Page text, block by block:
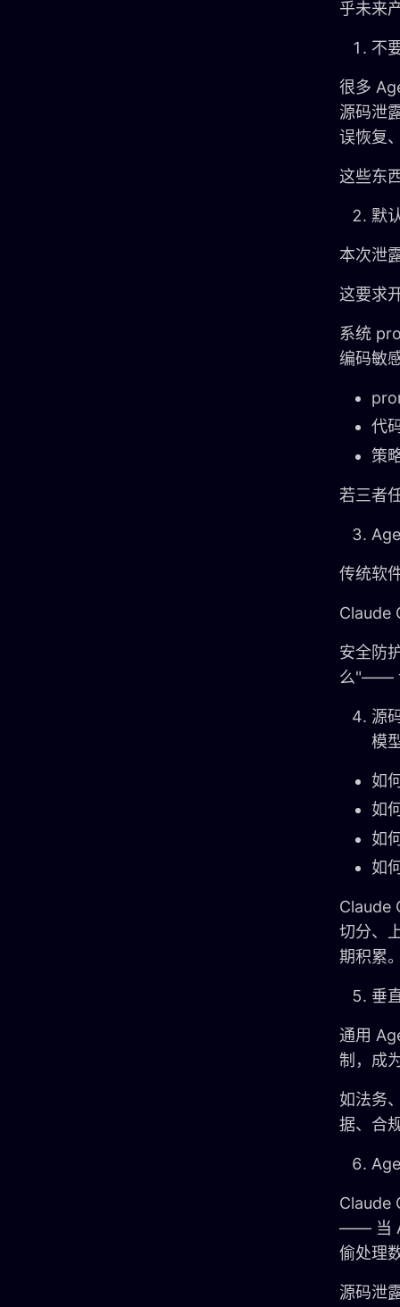
乎未来
不
很多
源码泄
误恢复
这些东
默
本次泄
这要求
系统
编码敏
代
策
若三者
传统软
Claude
安全防
么"——
源
模
如
如
如
如
Claude
切分、
期积累
垂
通用
制，成
如法务
据、合
Claude
—— 当
偷处理
源码泄